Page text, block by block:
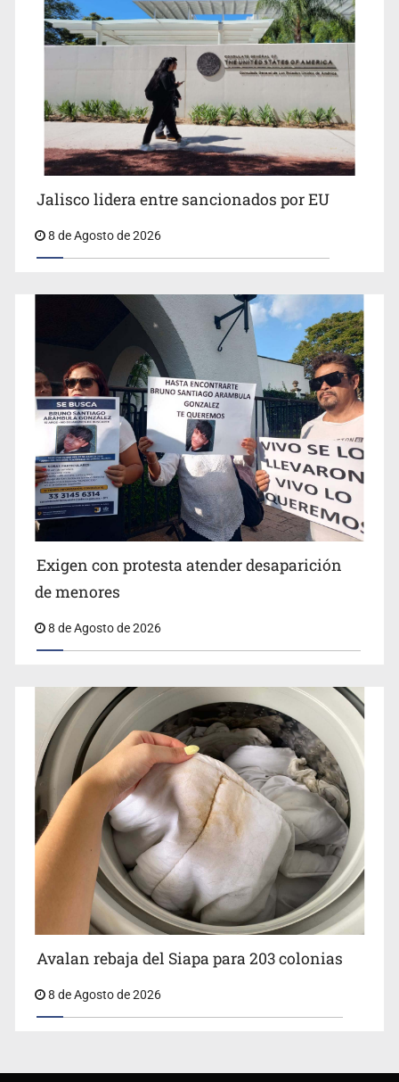
Llaman a mantener legado de Alcalde
Concierto patrio costará 32.9 mdp
Jalisco lidera entre sancionados por EU
8 de Agosto de 2026
Exigen con protesta atender desaparición
de menores
8 de Agosto de 2026
Avalan rebaja del Siapa para 203 colonias
8 de Agosto de 2026